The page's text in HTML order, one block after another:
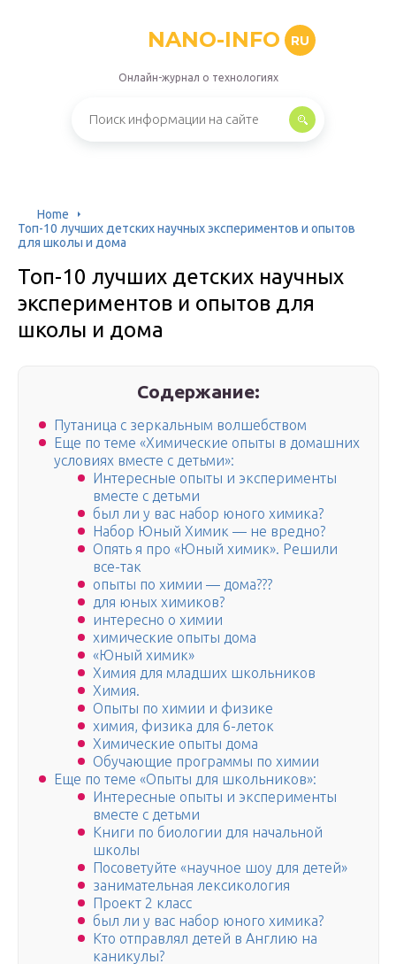
NANO-INFO RU
Онлайн-журнал о технологиях
Home
Топ-10 лучших детских научных экспериментов и опытов
для школы и дома
Топ-10 лучших детских научных
экспериментов и опытов для
школы и дома
Содержание:
Путаница с зеркальным волшебством
Еще по теме «Химические опыты в домашних
условиях вместе с детьми»:
Интересные опыты и эксперименты
вместе с детьми
был ли у вас набор юного химика?
Набор Юный Химик — не вредно?
Опять я про «Юный химик». Решили
все-так
опыты по химии — дома???
для юных химиков?
интересно о химии
химические опыты дома
«Юный химик»
Химия для младших школьников
Химия.
Опыты по химии и физике
химия, физика для 6-леток
Химические опыты дома
Обучающие программы по химии
Еще по теме «Опыты для школьников»:
Интересные опыты и эксперименты
вместе с детьми
Книги по биологии для начальной
школы
Посоветуйте «научное шоу для детей»
занимательная лексикология
Проект 2 класс
был ли у вас набор юного химика?
Кто отправлял детей в Англию на
каникулы?